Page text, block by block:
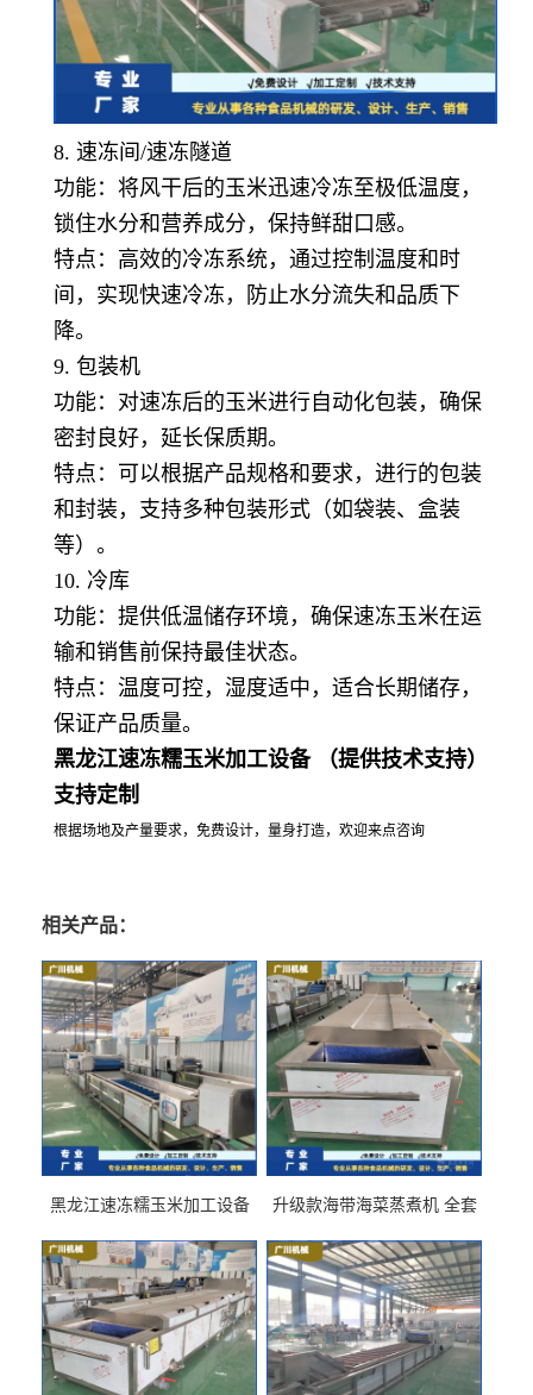
8. 速冻间/速冻隧道
功能：将风干后的玉米迅速冷冻至极低温度，
锁住水分和营养成分，保持鲜甜口感。
特点：高效的冷冻系统，通过控制温度和时
间，实现快速冷冻，防止水分流失和品质下
降。
9. 包装机
功能：对速冻后的玉米进行自动化包装，确保
密封良好，延长保质期。
特点：可以根据产品规格和要求，进行的包装
和封装，支持多种包装形式（如袋装、盒装
等）。
10. 冷库
功能：提供低温储存环境，确保速冻玉米在运
输和销售前保持最佳状态。
特点：温度可控，湿度适中，适合长期储存，
保证产品质量。
黑龙江速冻糯玉米加工设备 （提供技术支持）
支持定制
根据场地及产量要求，免费设计，量身打造，欢迎来点咨询
相关产品：
黑龙江速冻糯玉米加工设备
升级款海带海菜蒸煮机 全套
到家